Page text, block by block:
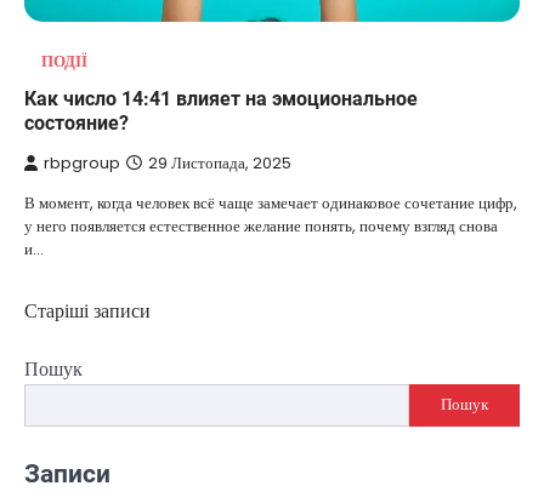
ПОДІЇ
Как число 14:41 влияет на эмоциональное
состояние?
rbpgroup 29 Листопада, 2025
В момент, когда человек всё чаще замечает одинаковое сочетание цифр,
у него появляется естественное желание понять, почему взгляд снова
и…
Навігація
Старіші записи
Пошук
Пошук
Записи